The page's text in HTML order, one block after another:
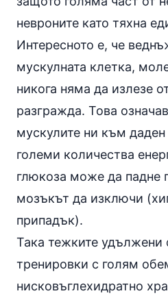
невроните като тяхна
Интересното е, че
мускулната клетка,
никога няма да излезе
разгражда. Това
мускулите ни към
големи количества
глюкоза може да падне
мозъкът да изключи
припадък).
Така тежките удължени
тренировки с голям
нисковъглехидратно